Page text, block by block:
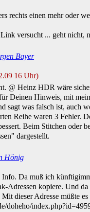
rechts einen mehr oder
versucht ... geht
Bayer
16 Uhr)
@ Heinz HDR wäre
Deinen Hinweis, mit
sagt was falsch ist, auch
Reihe waren 3 Fehler.
Beim Stitchen oder
dargestellt.
Hönig
Da muß ich
Adressen kopiere. Und
dieser Adresse müßte es
doheho/